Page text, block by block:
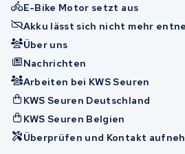
E-Bike Motor setzt aus
Akku lässt sich nicht mehr
Über uns
Nachrichten
Arbeiten bei KWS Seuren
KWS Seuren Deutschland
KWS Seuren Belgien
Überprüfen und Kontakt